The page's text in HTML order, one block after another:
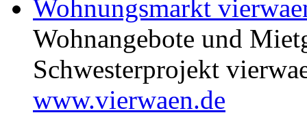
Wohnungsmarkt
Wohnangebote und
Schwesterprojekt
www.vierwaen.de